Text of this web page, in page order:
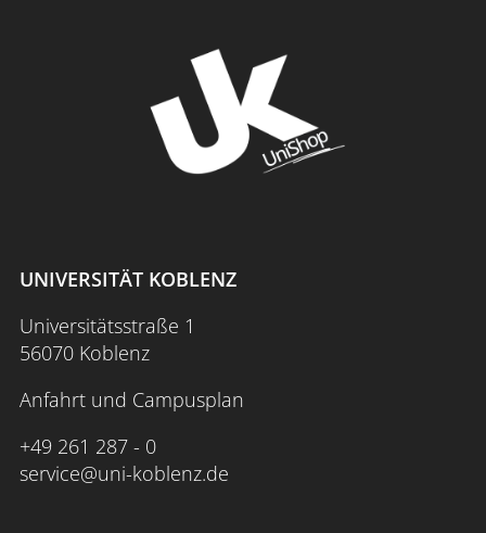
UNIVERSITÄT KOBLENZ
Universitätsstraße 1
56070 Koblenz
Anfahrt und Campusplan
+49 261 287 - 0
service@uni-koblenz.de